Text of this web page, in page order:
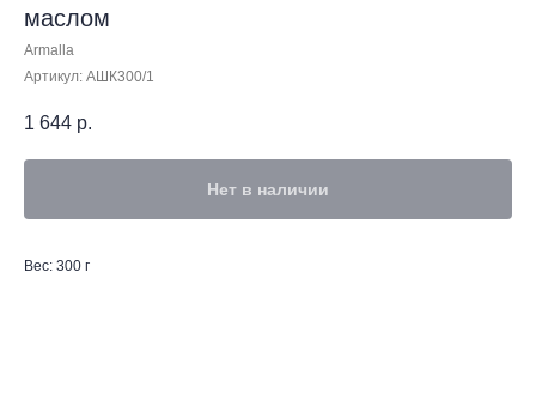
маслом
Armalla
Артикул: АШК300/1
1 644 р.
Нет в наличии
Вес: 300 г